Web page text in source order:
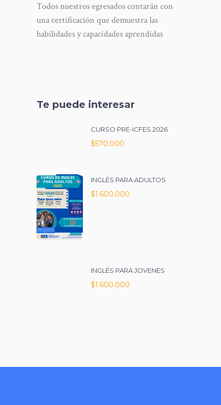
Todos nuestros egresados contarán con
una certificación que demuestra las
habilidades y capacidades aprendidas
Te puede interesar
CURSO PRE-ICFES 2026
$570.000
INGLÉS PARA ADULTOS
$1.600.000
INGLÉS PARA JOVENES
$1.600.000